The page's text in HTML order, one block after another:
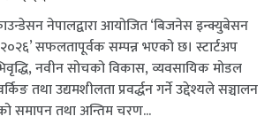
नेपालद्वारा आयोजित ‘बिजनेस इन्क्युबेसन
सफलतापूर्वक सम्पन्न भएको छ। स्टार्टअप
नवीन सोचको विकास, व्यवसायिक मोडल
तथा उद्यमशीलता प्रवर्द्धन गर्ने उद्देश्यले सञ्चालन
समापन तथा अन्तिम चरण...